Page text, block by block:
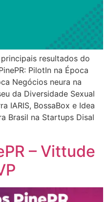
resultados do
PilotIn na Época
Negócios neura na
da Diversidade Sexual
IARIS, BossaBox e Idea
Brasil na Startups Disal
– Vittude